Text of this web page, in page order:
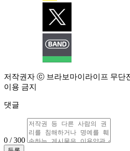
저작권자 ⓒ 브라보마이라이프 무단
이용 금지
댓글
0 / 300